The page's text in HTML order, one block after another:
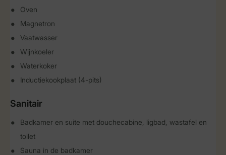
Oven
Magnetron
Vaatwasser
Wijnkoeler
Waterkoker
Inductiekookplaat (4-pits)
Sanitair
Badkamer en suite met douchecabine, ligbad, wastafel en
toilet
Sauna in de badkamer